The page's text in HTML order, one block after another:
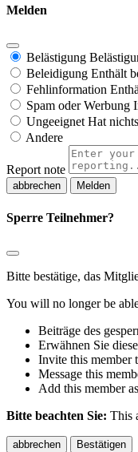
Melden
Belästigung
Beleidigung Enthält
Fehlinformation
Spam oder Werbung
Ungeeignet Hat
Andere
Report note
Melden
Sperre Teilnehmer?
Bitte bestätige, das
You will no longer be
Beiträge des
Erwähnen Sie
Invite this member
Message this
Add this member
Bitte beachten Sie: This
Bestätigen